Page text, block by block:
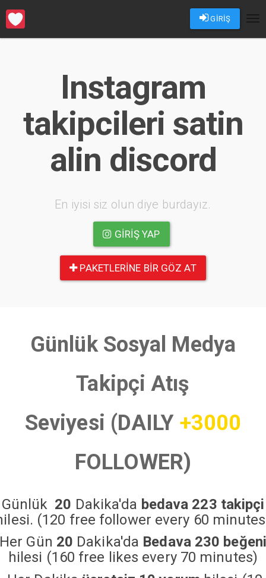
GİRİŞ
Instagram
takipcileri satin
alin discord
En iyisi siz olun diye burdayız.
GIRIŞ YAP
PAKETLERINE BIR GÖZ AT
Günlük Sosyal Medya
Takipçi Atış
Seviyesi (DAILY +3000
FOLLOWER)
Günlük 20 Dakika'da bedava 223 takipçi
(120 free follower every 60
Her Gün 20 Dakika'da Bedava 230 beğeni
hilesi (160 free likes every 70 minutes)